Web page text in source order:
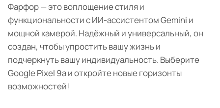
Фарфор — это воплощение стиля и
функциональности с ИИ-ассистентом Gemini и
мощной камерой. Надёжный и универсальный, он
создан, чтобы упростить вашу жизнь и
подчеркнуть вашу индивидуальность. Выберите
Google Pixel 9a и откройте новые горизонты
возможностей!